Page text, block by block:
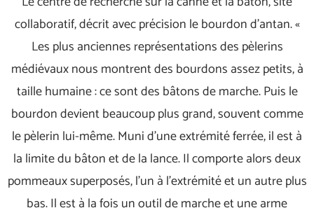
collaboratif, décrit avec précision le bourdon d’antan. «
Les plus anciennes représentations des pèlerins
médiévaux nous montrent des bourdons assez petits, à
taille humaine : ce sont des bâtons de marche. Puis le
bourdon devient beaucoup plus grand, souvent comme
le pèlerin lui-même. Muni d’une extrémité ferrée, il est à
la limite du bâton et de la lance. Il comporte alors deux
pommeaux superposés, l’un à l’extrémité et un autre plus
bas. Il est à la fois un outil de marche et une arme